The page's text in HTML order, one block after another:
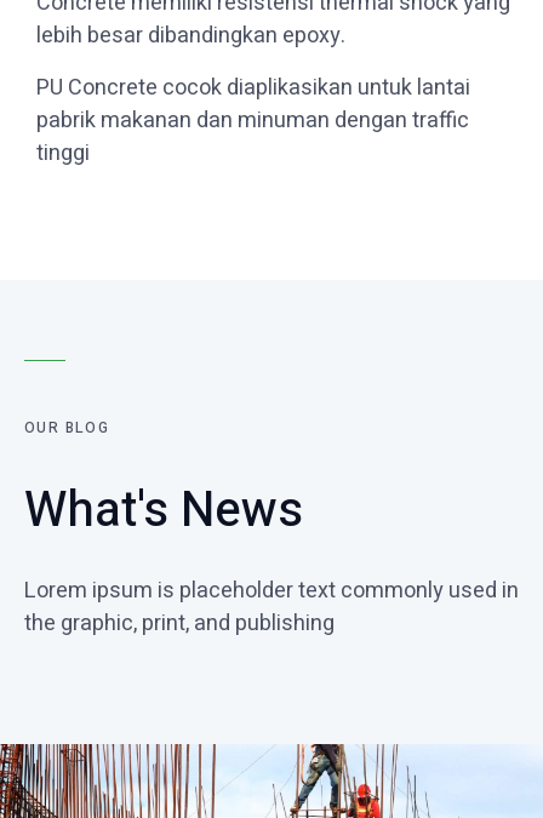
lebih besar dibandingkan epoxy.
PU Concrete cocok diaplikasikan untuk lantai
pabrik makanan dan minuman dengan traffic
tinggi
OUR BLOG
What's News
Lorem ipsum is placeholder text commonly used in
the graphic, print, and publishing